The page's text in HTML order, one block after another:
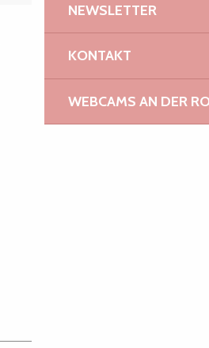
NEWSLETTER
KONTAKT
WEBCAMS AN DER